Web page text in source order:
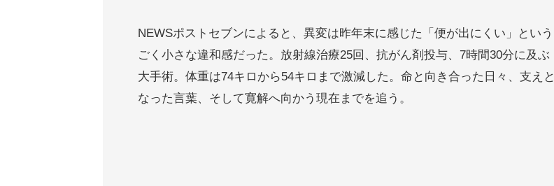
NEWSポストセブンによると、異変は昨年末に感じた「便が出にくい」という
ごく小さな違和感だった。放射線治療25回、抗がん剤投与、7時間30分に及ぶ
大手術。体重は74キロから54キロまで激減した。命と向き合った日々、支えと
なった言葉、そして寛解へ向かう現在までを追う。